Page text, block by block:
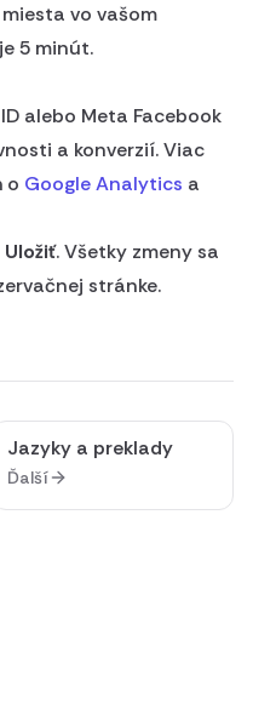
vo vašom
5 minút.
alebo Meta Facebook
a konverzií. Viac
o Google Analytics a
Uložiť. Všetky zmeny sa
stránke.
Jazyky a preklady
Ďalší